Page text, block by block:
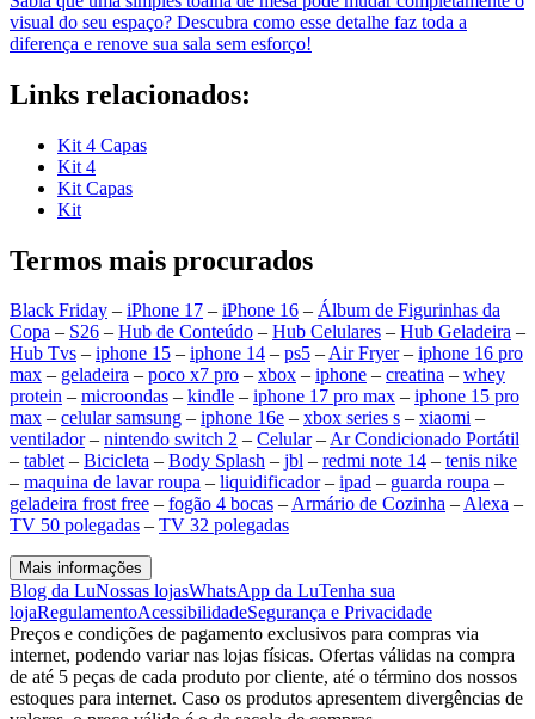
visual do seu espaço? Descubra como esse detalhe faz toda a
diferença e renove sua sala sem esforço!
Links relacionados:
Kit 4 Capas
Kit 4
Kit Capas
Kit
Termos mais procurados
Black Friday – iPhone 17 – iPhone 16 – Álbum de Figurinhas da
Copa – S26 – Hub de Conteúdo – Hub Celulares – Hub Geladeira –
Hub Tvs – iphone 15 – iphone 14 – ps5 –Air Fryer– iphone 16 pro
max – geladeira – poco x7 pro – xbox – iphone – creatina – whey
protein – microondas – kindle – iphone 17 pro max – iphone 15 pro
max – celular samsung – iphone 16e – xbox series s – xiaomi –
ventilador– nintendo switch 2 – Celular–Ar Condicionado Portátil
– tablet– Bicicleta – Body Splash – jbl – redmi note 14 – tenis nike
– maquina de lavar roupa – liquidificador– ipad – guarda roupa –
geladeira frost free – fogão 4 bocas –Armário de Cozinha –Alexa –
TV 50 polegadas – TV 32 polegadas
Mais informações
Blog da LuNossas lojasWhatsApp da LuTenha sua
lojaRegulamentoAcessibilidadeSegurança e Privacidade
Preços e condições de pagamento exclusivos para compras via
internet, podendo variar nas lojas físicas. Ofertas válidas na compra
de até 5 peças de cada produto por cliente, até o término dos nossos
estoques para internet. Caso os produtos apresentem divergências de